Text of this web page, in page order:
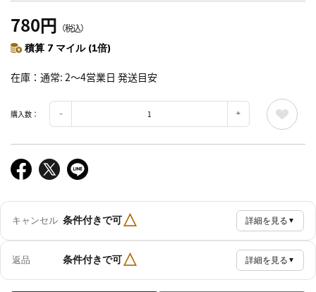
780円 （税込）
積算 7 マイル (1倍)
在庫 通常: 2～4営業日 発送目安
購入数：
キャンセル 条件付きで可△ 詳細を見る ▼
返品 条件付きで可△ 詳細を見る ▼